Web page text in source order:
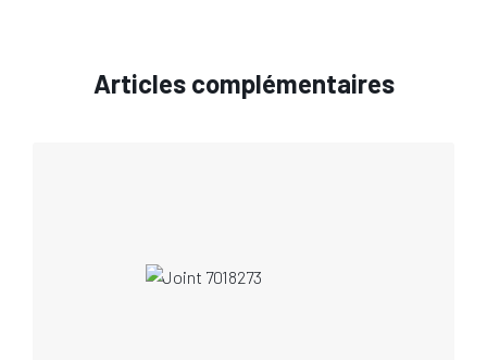
Articles complémentaires